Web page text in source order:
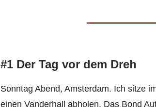
#1 Der Tag vor dem Dreh
Sonntag Abend, Amsterdam. Ich sitze
einen Vanderhall abholen. Das Bond